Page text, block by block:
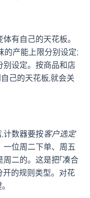
有自己的天花板。
的产能上限分别设定;
别设定。按商品和店
己的天花板,就会关
计数器要按客户选定
一位周二下单、周五
二的。这是把「凑合
开的规则类型。对花